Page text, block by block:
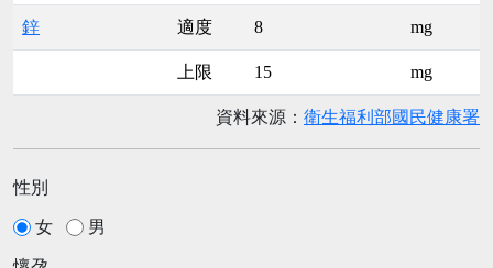
鋅 適度 8 mg
上限 15 mg
資料來源： 衛生福利部國民健康署
性別
女 男